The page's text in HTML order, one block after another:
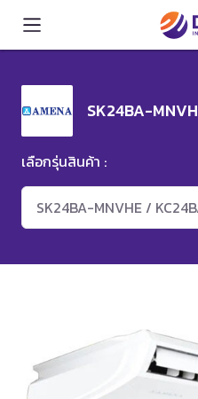
SK24BA-
เลือกรุ่นสินค้า :
SK24BA-MNVHE /